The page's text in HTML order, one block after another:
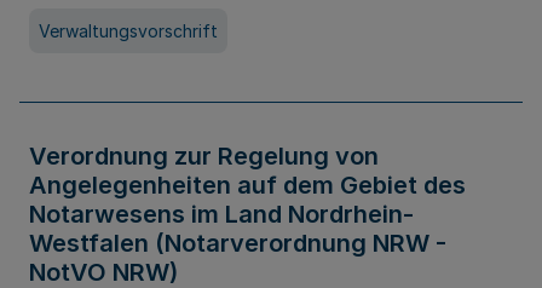
Verwaltungsvorschrift
Verordnung zur Regelung von
Angelegenheiten auf dem Gebiet des
Notarwesens im Land Nordrhein-
Westfalen (Notarverordnung NRW -
NotVO NRW)